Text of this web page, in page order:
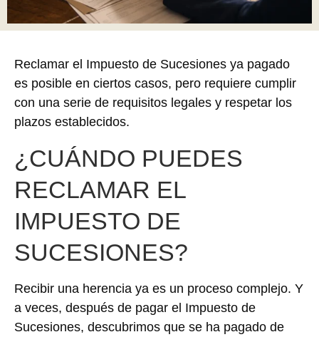
Reclamar el Impuesto de Sucesiones ya pagado
es posible en ciertos casos, pero requiere cumplir
con una serie de requisitos legales y respetar los
plazos establecidos.
¿CUÁNDO PUEDES
RECLAMAR EL
IMPUESTO DE
SUCESIONES?
Recibir una herencia ya es un proceso complejo. Y
a veces, después de pagar el Impuesto de
Sucesiones, descubrimos que se ha pagado de